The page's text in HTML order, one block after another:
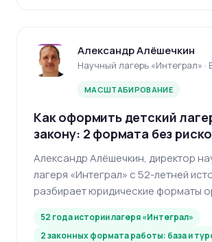
Александр Алёшечкин
Научный лагерь «Интеграл» ·
МАСШТАБИРОВАНИЕ
Как оформить детский
закону: 2 формата без
Александр Алёшечкин, директор
лагеря «Интеграл» с 52-летней
разбирает юридические форматы
субсидирование и защиту от рисков.
52 года истории лагеря «Интеграл»
2 законных формата работы: база и